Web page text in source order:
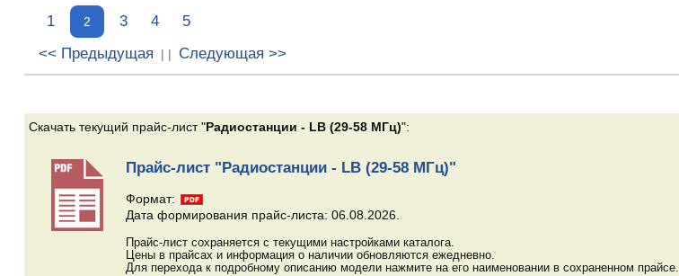
1 2 3 4
5
<< Предыдущая
| | Следующая >>
Скачать текущий прайс-лист "Радиостанции - LB (29-58 МГц)":
Прайс-лист "Радиостанции - LB (29-58 МГц)"
Формат:
Дата формирования прайс-листа: 06.08.2026.
Прайс-лист сохраняется с текущими настройками каталога.
Цены в прайсах и информация о наличии обновляются ежедневно.
Для перехода к подробному описанию модели нажмите на его наименовании в сохраненном прайсе.